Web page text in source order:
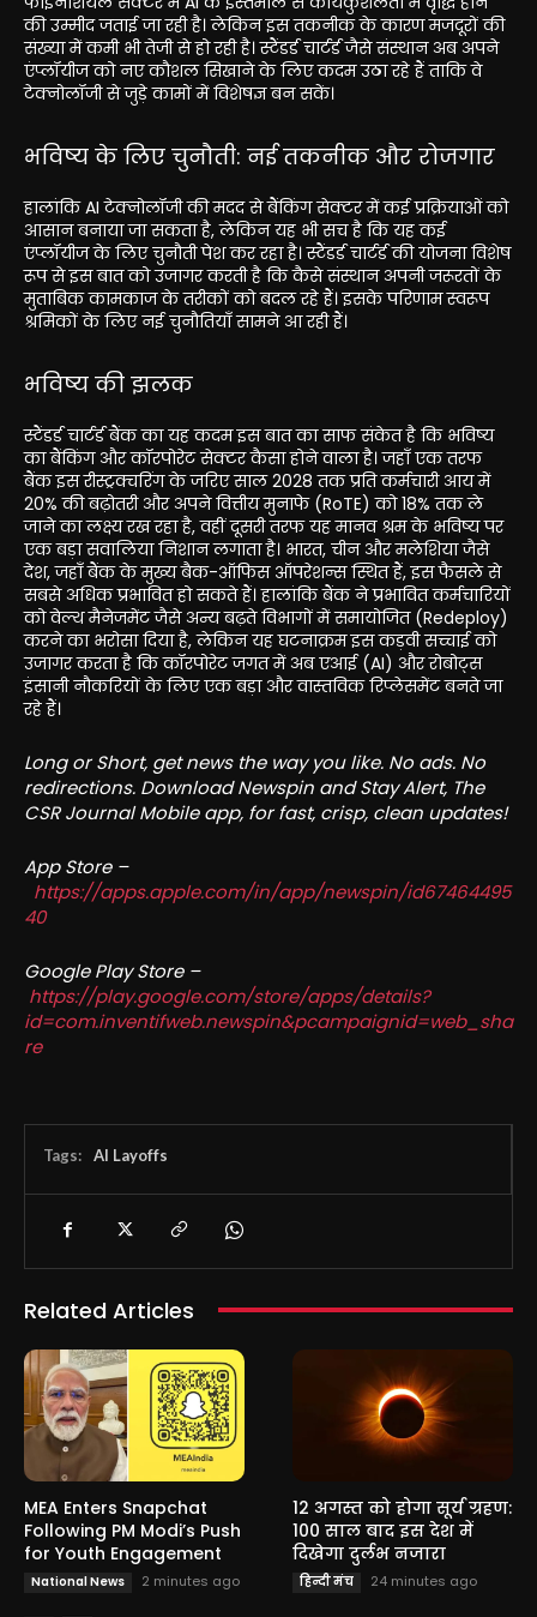
की उम्मीद जताई जा रही है। लेकिन इस तकनीक के कारण मजदूरों की
संख्या में कमी भी तेजी से हो रही है। स्टैंडर्ड चार्टर्ड जैसे संस्थान अब अपने
एंप्लॉयीज को नए कौशल सिखाने के लिए कदम उठा रहे हैं ताकि वे
टेक्नोलॉजी से जुड़े कामों में विशेषज्ञ बन सकें।
भविष्य के लिए चुनौती: नई तकनीक और रोजगार
हालांकि AI टेक्नोलॉजी की मदद से बैंकिंग सेक्टर में कई प्रक्रियाओं को
आसान बनाया जा सकता है, लेकिन यह भी सच है कि यह कई
एंप्लॉयीज के लिए चुनौती पेश कर रहा है। स्टैंडर्ड चार्टर्ड की योजना विशेष
रूप से इस बात को उजागर करती है कि कैसे संस्थान अपनी जरूरतों के
मुताबिक कामकाज के तरीकों को बदल रहे हैं। इसके परिणाम स्वरूप
श्रमिकों के लिए नई चुनौतियाँ सामने आ रही हैं।
भविष्य की झलक
स्टैंडर्ड चार्टर्ड बैंक का यह कदम इस बात का साफ संकेत है कि भविष्य
का बैंकिंग और कॉरपोरेट सेक्टर कैसा होने वाला है। जहाँ एक तरफ
बैंक इस रीस्ट्रक्चरिंग के जरिए साल 2028 तक प्रति कर्मचारी आय में
20% की बढ़ोतरी और अपने वित्तीय मुनाफे (RoTE) को 18% तक ले
जाने का लक्ष्य रख रहा है, वहीं दूसरी तरफ यह मानव श्रम के भविष्य पर
एक बड़ा सवालिया निशान लगाता है। भारत, चीन और मलेशिया जैसे
देश, जहाँ बैंक के मुख्य बैक-ऑफिस ऑपरेशन्स स्थित हैं, इस फैसले से
सबसे अधिक प्रभावित हो सकते हैं। हालांकि बैंक ने प्रभावित कर्मचारियों
को वेल्थ मैनेजमेंट जैसे अन्य बढ़ते विभागों में समायोजित (Redeploy)
करने का भरोसा दिया है, लेकिन यह घटनाक्रम इस कड़वी सच्चाई को
उजागर करता है कि कॉरपोरेट जगत में अब एआई (AI) और रोबोट्स
इंसानी नौकरियों के लिए एक बड़ा और वास्तविक रिप्लेसमेंट बनते जा
रहे हैं।
Long or Short, get news the way you like. No ads. No
redirections. Download Newspin and Stay Alert, The
CSR Journal Mobile app, for fast, crisp, clean updates!
App Store –
https://apps.apple.com/in/app/newspin/id67464495
40
Google Play Store –
https://play.google.com/store/apps/details?
id=com.inventifweb.newspin&pcampaignid=web_sha
re
Tags: AI Layoffs
Related Articles
MEA Enters Snapchat
Following PM Modi’s Push
for Youth Engagement
National News 2 minutes ago
12 अगस्त को होगा सूर्य ग्रहण:
100 साल बाद इस देश में
दिखेगा दुर्लभ नजारा
हिन्दी मंच 24 minutes ago